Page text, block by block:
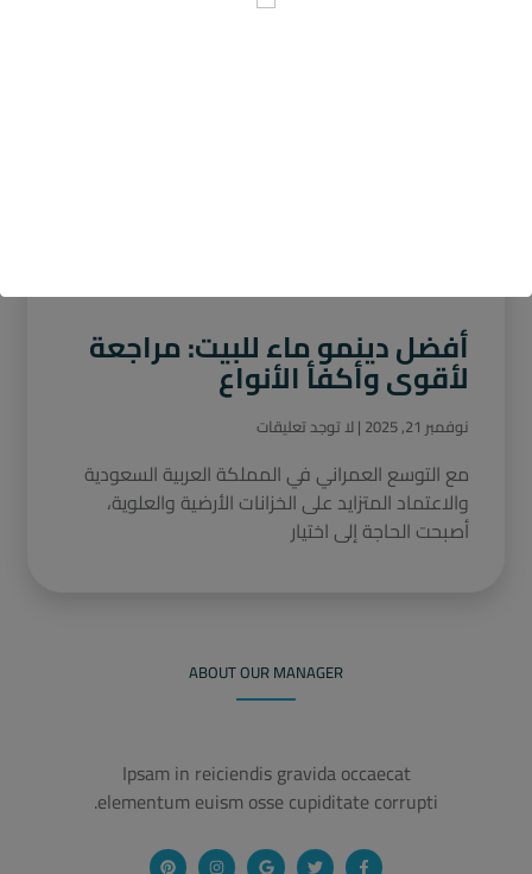
أفضل دينمو ماء للبيت: مراجعة
لأقوى وأكفأ الأنواع
نوفمبر 21, 2025 لا توجد تعليقات
مع التوسع العمراني في المملكة العربية السعودية
والاعتماد المتزايد على الخزانات الأرضية والعلوية،
أصبحت الحاجة إلى اختيار
ABOUT OUR MANAGER
Ipsam in reiciendis gravida occaecat
elementum euism osse cupiditate corrupti.